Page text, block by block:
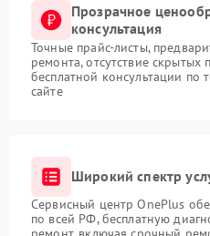
Прозрачное
консультация
Точные прайс-листы,
ремонта, отсутствие скрытых
бесплатной консультации по
сайте
Широкий спектр
Сервисный центр OnePlus
по всей РФ, бесплатную